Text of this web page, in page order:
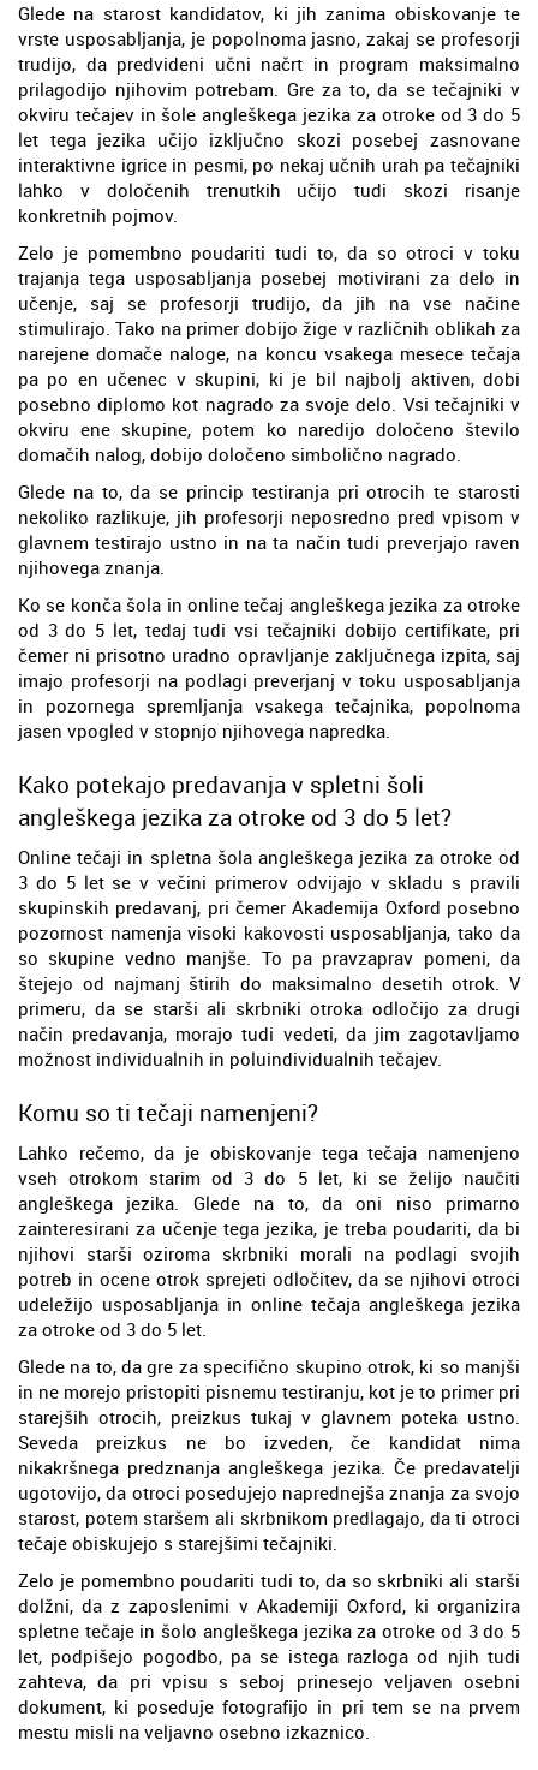
Glede na starost kandidatov, ki jih zanima obiskovanje te
vrste usposabljanja, je popolnoma jasno, zakaj se profesorji
trudijo, da predvideni učni načrt in program maksimalno
prilagodijo njihovim potrebam. Gre za to, da se tečajniki v
okviru tečajev in šole angleškega jezika za otroke od 3 do 5
let tega jezika učijo izključno skozi posebej zasnovane
interaktivne igrice in pesmi, po nekaj učnih urah pa tečajniki
lahko v določenih trenutkih učijo tudi skozi risanje
konkretnih pojmov.
Zelo je pomembno poudariti tudi to, da so otroci v toku
trajanja tega usposabljanja posebej motivirani za delo in
učenje, saj se profesorji trudijo, da jih na vse načine
stimulirajo. Tako na primer dobijo žige v različnih oblikah za
narejene domače naloge, na koncu vsakega mesece tečaja
pa po en učenec v skupini, ki je bil najbolj aktiven, dobi
posebno diplomo kot nagrado za svoje delo. Vsi tečajniki v
okviru ene skupine, potem ko naredijo določeno število
domačih nalog, dobijo določeno simbolično nagrado.
Glede na to, da se princip testiranja pri otrocih te starosti
nekoliko razlikuje, jih profesorji neposredno pred vpisom v
glavnem testirajo ustno in na ta način tudi preverjajo raven
njihovega znanja.
Ko se konča šola in online tečaj angleškega jezika za otroke
od 3 do 5 let, tedaj tudi vsi tečajniki dobijo certifikate, pri
čemer ni prisotno uradno opravljanje zaključnega izpita, saj
imajo profesorji na podlagi preverjanj v toku usposabljanja
in pozornega spremljanja vsakega tečajnika, popolnoma
jasen vpogled v stopnjo njihovega napredka.
Kako potekajo predavanja v spletni šoli
angleškega jezika za otroke od 3 do 5 let?
Online tečaji in spletna šola angleškega jezika za otroke od
3 do 5 let se v večini primerov odvijajo v skladu s pravili
skupinskih predavanj, pri čemer Akademija Oxford posebno
pozornost namenja visoki kakovosti usposabljanja, tako da
so skupine vedno manjše. To pa pravzaprav pomeni, da
štejejo od najmanj štirih do maksimalno desetih otrok. V
primeru, da se starši ali skrbniki otroka odločijo za drugi
način predavanja, morajo tudi vedeti, da jim zagotavljamo
možnost individualnih in poluindividualnih tečajev.
Komu so ti tečaji namenjeni?
Lahko rečemo, da je obiskovanje tega tečaja namenjeno
vseh otrokom starim od 3 do 5 let, ki se želijo naučiti
angleškega jezika. Glede na to, da oni niso primarno
zainteresirani za učenje tega jezika, je treba poudariti, da bi
njihovi starši oziroma skrbniki morali na podlagi svojih
potreb in ocene otrok sprejeti odločitev, da se njihovi otroci
udeležijo usposabljanja in online tečaja angleškega jezika
za otroke od 3 do 5 let.
Glede na to, da gre za specifično skupino otrok, ki so manjši
in ne morejo pristopiti pisnemu testiranju, kot je to primer pri
starejših otrocih, preizkus tukaj v glavnem poteka ustno.
Seveda preizkus ne bo izveden, če kandidat nima
nikakršnega predznanja angleškega jezika. Če predavatelji
ugotovijo, da otroci posedujejo naprednejša znanja za svojo
starost, potem staršem ali skrbnikom predlagajo, da ti otroci
tečaje obiskujejo s starejšimi tečajniki.
Zelo je pomembno poudariti tudi to, da so skrbniki ali starši
dolžni, da z zaposlenimi v Akademiji Oxford, ki organizira
spletne tečaje in šolo angleškega jezika za otroke od 3 do 5
let, podpišejo pogodbo, pa se istega razloga od njih tudi
zahteva, da pri vpisu s seboj prinesejo veljaven osebni
dokument, ki poseduje fotografijo in pri tem se na prvem
mestu misli na veljavno osebno izkaznico.